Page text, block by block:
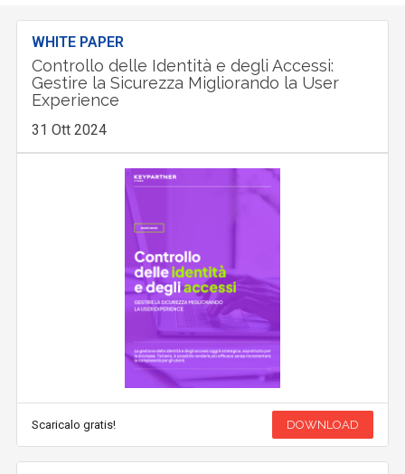
WHITE PAPER
Controllo delle Identità e degli Accessi:
Gestire la Sicurezza Migliorando la User
Experience
31 Ott 2024
Scaricalo gratis! DOWNLOAD